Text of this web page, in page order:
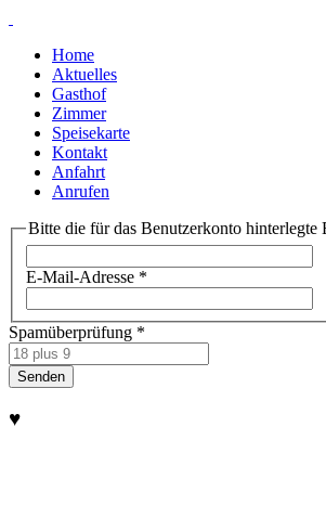
Home
Aktuelles
Gasthof
Zimmer
Speisekarte
Kontakt
Anfahrt
Anrufen
Bitte die für das Benutzerkonto
E-Mail-Adresse *
Spamüberprüfung *
Senden
♥